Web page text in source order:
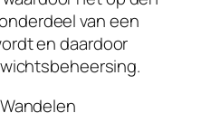
van een
en daardoor